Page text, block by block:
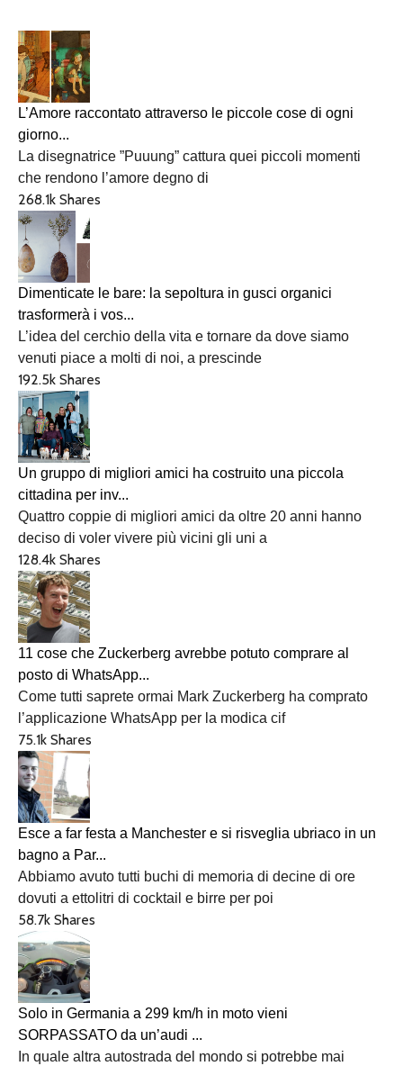
L’Amore raccontato attraverso le piccole cose di ogni
giorno...
La disegnatrice ”Puuung” cattura quei piccoli momenti
che rendono l’amore degno di
268.1k Shares
Dimenticate le bare: la sepoltura in gusci organici
trasformerà i vos...
L’idea del cerchio della vita e tornare da dove siamo
venuti piace a molti di noi, a prescinde
192.5k Shares
Un gruppo di migliori amici ha costruito una piccola
cittadina per inv...
Quattro coppie di migliori amici da oltre 20 anni hanno
deciso di voler vivere più vicini gli uni a
128.4k Shares
11 cose che Zuckerberg avrebbe potuto comprare al
posto di WhatsApp...
Come tutti saprete ormai Mark Zuckerberg ha comprato
l’applicazione WhatsApp per la modica cif
75.1k Shares
Esce a far festa a Manchester e si risveglia ubriaco in un
bagno a Par...
Abbiamo avuto tutti buchi di memoria di decine di ore
dovuti a ettolitri di cocktail e birre per poi
58.7k Shares
Solo in Germania a 299 km/h in moto vieni
SORPASSATO da un’audi ...
In quale altra autostrada del mondo si potrebbe mai